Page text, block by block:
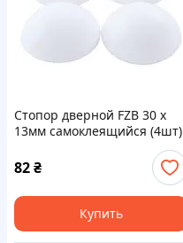
Стопор дверной FZB 30 x
13мм самоклеящийся (4шт)
82₴
Купить